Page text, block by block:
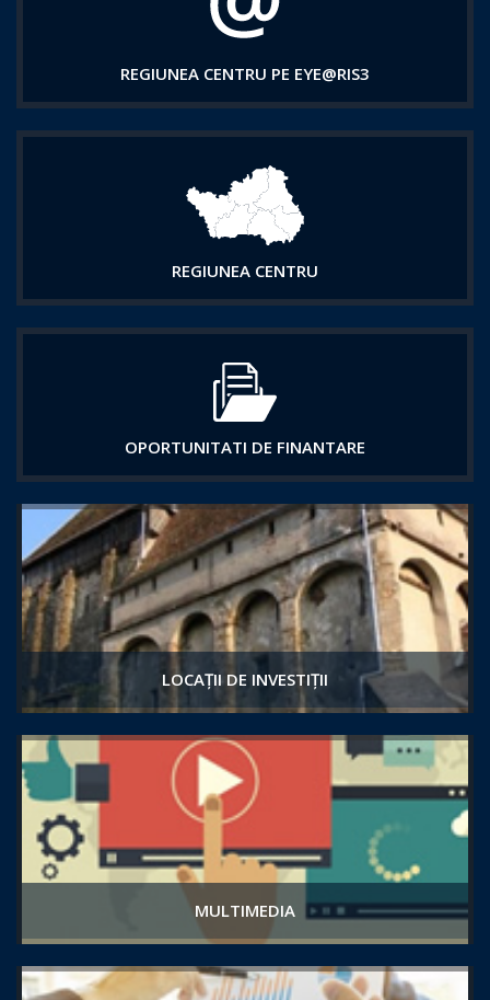
REGIUNEA CENTRU PE EYE@RIS3
REGIUNEA CENTRU
OPORTUNITATI DE FINANTARE
LOCAȚII DE INVESTIȚII
MULTIMEDIA